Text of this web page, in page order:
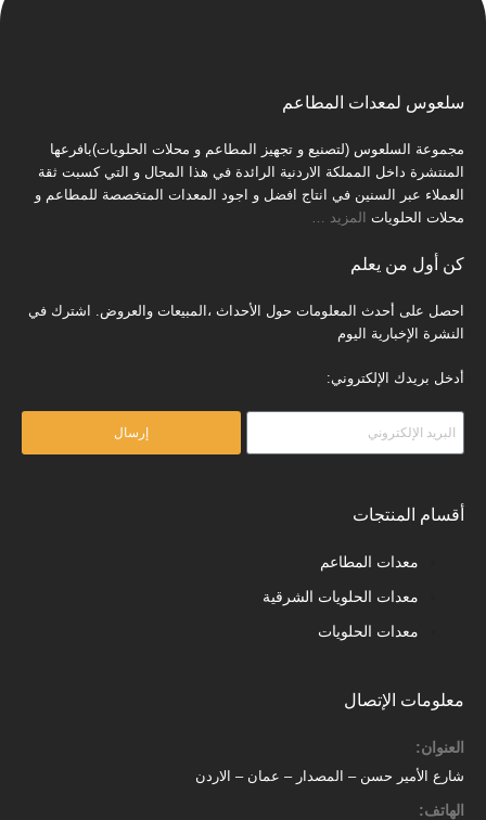
سلعوس لمعدات المطاعم
مجموعة السلعوس (لتصنيع و تجهيز المطاعم و محلات الحلويات)بافرعها
المنتشرة داخل المملكة الاردنية الرائدة في هذا المجال و التي كسبت ثقة
العملاء عبر السنين في انتاج افضل و اجود المعدات المتخصصة للمطاعم و
محلات الحلويات المزيد …
كن أول من يعلم
احصل على أحدث المعلومات حول الأحداث ،المبيعات والعروض. اشترك في
النشرة الإخبارية اليوم
أدخل بريدك الإلكتروني:
إرسال
أقسام المنتجات
معدات المطاعم
معدات الحلويات الشرقية
معدات الحلويات
معلومات الإتصال
العنوان:
شارع الأمير حسن – المصدار – عمان – الاردن
الهاتف: